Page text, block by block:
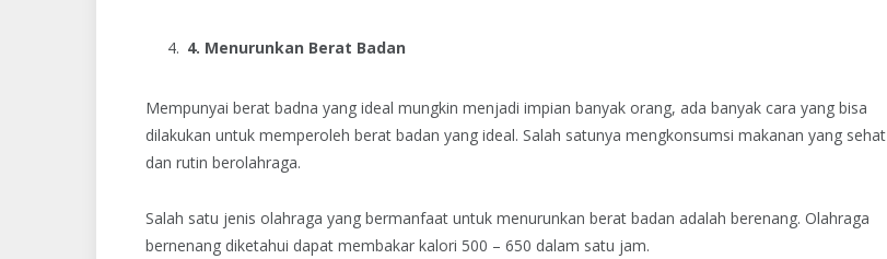
4. Menurunkan Berat Badan
Mempunyai berat badna yang ideal mungkin menjadi impian banyak orang, ada banyak cara yang bisa
dilakukan untuk memperoleh berat badan yang ideal. Salah satunya mengkonsumsi makanan yang sehat
dan rutin berolahraga.
Salah satu jenis olahraga yang bermanfaat untuk menurunkan berat badan adalah berenang. Olahraga
bernenang diketahui dapat membakar kalori 500 – 650 dalam satu jam.